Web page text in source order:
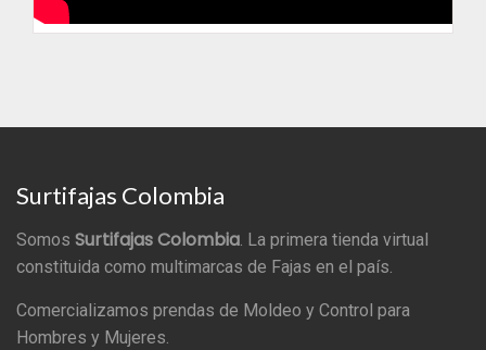
Surtifajas Colombia
Somos Surtifajas Colombia. La primera tienda virtual
constituida como multimarcas de Fajas en el país.
Comercializamos prendas de Moldeo y Control para
Hombres y Mujeres.